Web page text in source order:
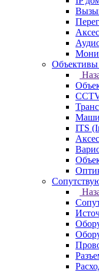
Объективы
ITS